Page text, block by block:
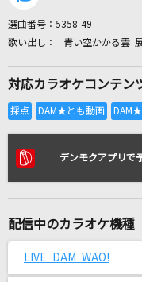
リアルタイ
BRAVE HERO(TVサ
選曲番号： 5358-49
青い空かかる雲
対応カラオケコンテン
デンモクアプリで
配信中のカラオケ機種
LIVE DAM WAO!